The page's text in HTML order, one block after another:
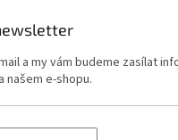
a my vám budeme zasílat
našem e-shopu.